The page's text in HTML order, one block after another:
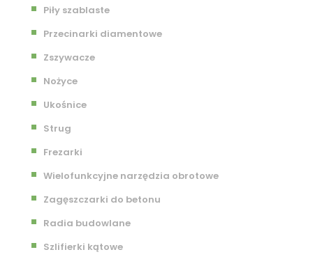
Piły szablaste
Przecinarki diamentowe
Zszywacze
Nożyce
Ukośnice
Strug
Frezarki
Wielofunkcyjne narzędzia obrotowe
Zagęszczarki do betonu
Radia budowlane
Szlifierki kątowe